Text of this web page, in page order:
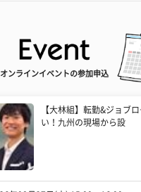
オンラインイベントの参加申込
【大林組】転勤&ジョブ
い！九州の現場から設